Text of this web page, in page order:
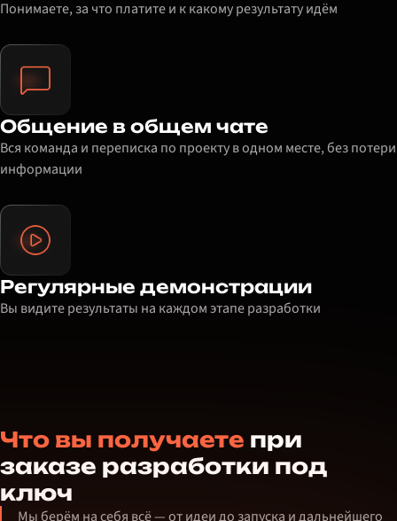
Понимаете, за что платите и к какому результату идём
Общение в общем чате
Вся команда и переписка по проекту в одном месте, без потери
информации
Регулярные демонстрации
Вы видите результаты на каждом этапе разработки
Что вы получаете при
заказе разработки под
ключ
Мы берём на себя всё — от идеи до запуска и дальнейшего